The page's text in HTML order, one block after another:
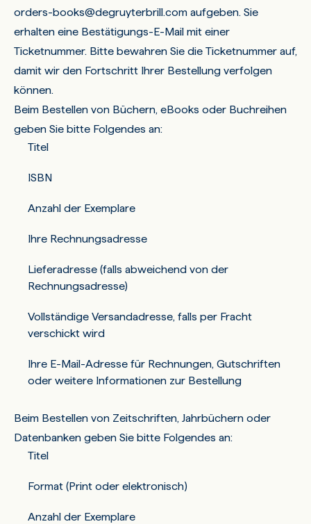
orders-books@degruyterbrill.comaufgeben. Sie
erhalten eine Bestätigungs-E-Mail mit einer
Ticketnummer. Bitte bewahren Sie die Ticketnummer auf,
damit wir den Fortschritt Ihrer Bestellung verfolgen
können.
Beim Bestellen von Büchern, eBooks oder Buchreihen
geben Sie bitte Folgendes an:
Titel
ISBN
Anzahl der Exemplare
Ihre Rechnungsadresse
Lieferadresse (falls abweichend von der
Rechnungsadresse)
Vollständige Versandadresse, falls per Fracht
verschickt wird
Ihre E-Mail-Adresse für Rechnungen, Gutschriften
oder weitere Informationen zur Bestellung
Beim Bestellen von Zeitschriften, Jahrbüchern oder
Datenbanken geben Sie bitte Folgendes an:
Titel
Format (Print oder elektronisch)
Anzahl der Exemplare